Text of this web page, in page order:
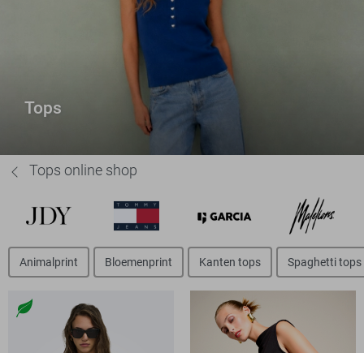
Tops
Tops online shop
Animalprint Bloemenprint Kanten tops Spaghetti tops